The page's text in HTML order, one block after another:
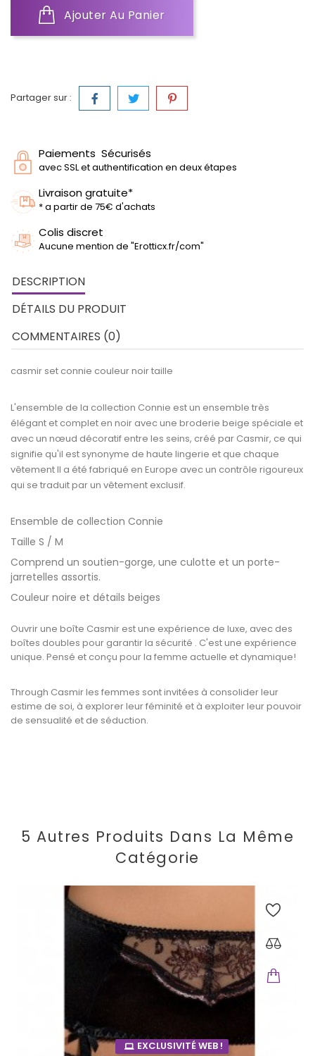
Ajouter Au Panier
Partager sur :
Paiements Sécurisés
avec SSL et authentification en deux étapes
Livraison gratuite*
* a partir de 75€ d'achats
Colis discret
Aucune mention de "Erotticx.fr/com"
DESCRIPTION
DÉTAILS DU PRODUIT
COMMENTAIRES (0)
casmir set connie couleur noir taille
L'ensemble de la collection Connie est un ensemble très
élégant et complet en noir avec une broderie beige spéciale et
avec un nœud décoratif entre les seins, créé par Casmir, ce qui
signifie qu'il est synonyme de haute lingerie et que chaque
vêtement Il a été fabriqué en Europe avec un contrôle rigoureux
qui se traduit par un vêtement exclusif.
Ensemble de collection Connie
Taille S / M
Comprend un soutien-gorge, une culotte et un porte-
jarretelles assortis.
Couleur noire et détails beiges
Ouvrir une boîte Casmir est une expérience de luxe, avec des
boîtes doubles pour garantir la sécurité . C'est une expérience
unique. Pensé et conçu pour la femme actuelle et dynamique!
Through Casmirles femmes sont invitées à consolider leur
estime de soi, à explorer leur féminité et à exploiter leur pouvoir
de sensualité et de séduction.
5 Autres Produits Dans La Même
Catégorie
EXCLUSIVITÉ WEB !